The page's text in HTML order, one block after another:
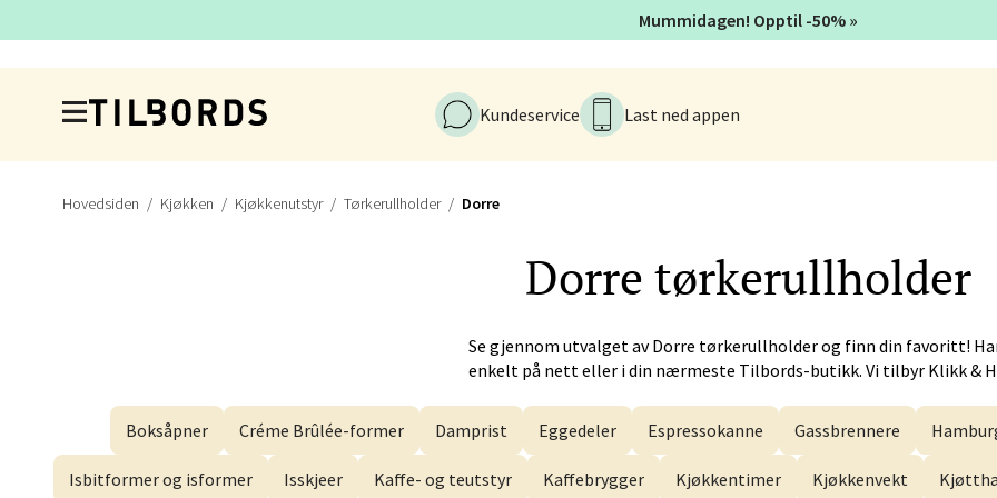
Kundeservice
Last ned appen
Hovedsiden Kjøkken Kjøkkenutstyr Tørkerullholder Dorre
Dorre tørkerullholder
Se gjennom utvalget avDorre tørkerullholder og finn din favoritt!
enkelt på nett eller i din nærmeste Tilbords-butikk. Vi tilbyr Klikk &
Boksåpner Créme Brûlée-former Damprist Eggedeler Espressokanne Gassbrennere
Isbitformer og isformer Isskjeer Kaffe- og teutstyr Kaffebrygger Kjøkkentimer Kjøkkenvekt
Mummidagen! Opptil -50% »
Naustdalsveien 4, 6800 Førde
Åpent i dag 10-20
Bergen - Galleriet
Åpent i dag 09-21
Gjøvik - CC Gjøvik
Jernbanesvingen 6, 2821 Gjøvik
Åpent i dag 10-21